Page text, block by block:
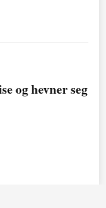
og hevner seg